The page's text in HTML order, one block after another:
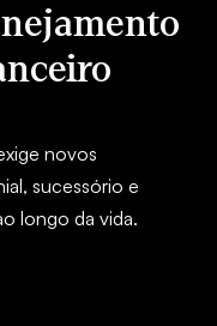
novos
sucessório e
longo da vida.